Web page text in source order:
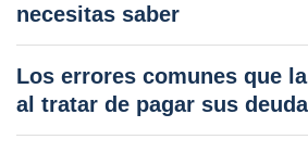
necesitas saber
Los errores comunes que
al tratar de pagar sus